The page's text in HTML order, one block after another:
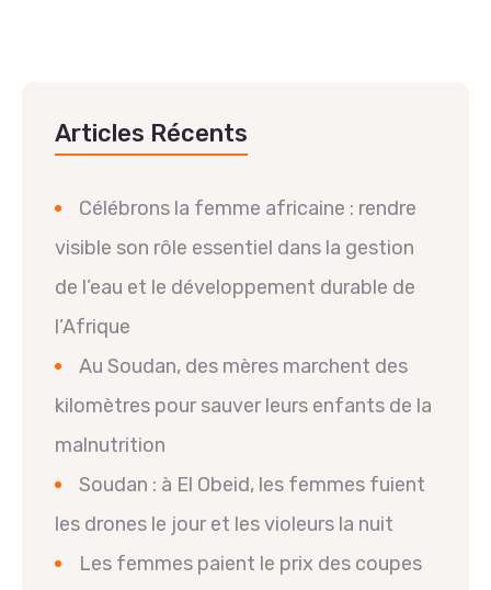
Articles Récents
Célébrons la femme africaine : rendre
visible son rôle essentiel dans la gestion
de l’eau et le développement durable de
l’Afrique
Au Soudan, des mères marchent des
kilomètres pour sauver leurs enfants de la
malnutrition
Soudan : à El Obeid, les femmes fuient
les drones le jour et les violeurs la nuit
Les femmes paient le prix des coupes